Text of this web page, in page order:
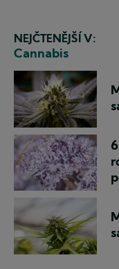
NEJČTENĚJŠÍ V:
Cannabis